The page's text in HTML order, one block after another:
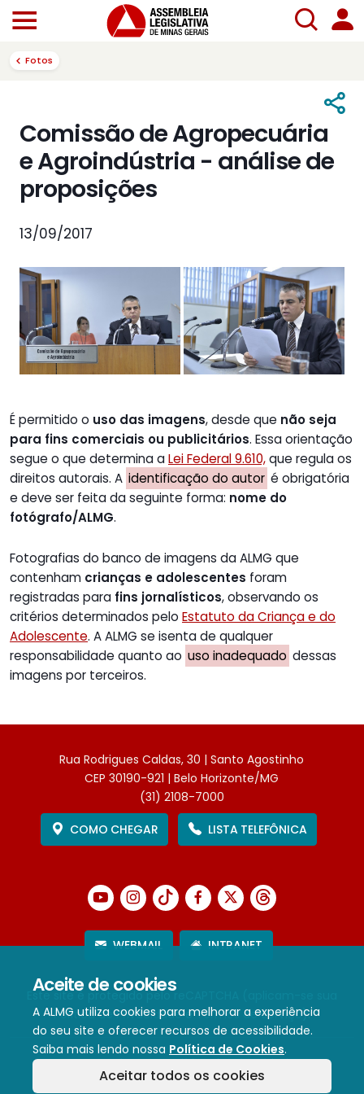
Aceite de cookies
A ALMG utiliza cookies para melhorar a experiência
do seu site e oferecer recursos de acessibilidade.
Saiba mais lendo nossa Política de Cookies.
Aceitar todos os cookies
Fotos
Comissão de Agropecuária
e Agroindústria - análise de
proposições
13/09/2017
É permitido o uso das imagens, desde que não seja
para fins comerciais ou publicitários. Essa orientação
segue o que determina aLei Federal 9.610,que regula os
direitos autorais. A identificação do autor é obrigatória
e deve ser feita da seguinte forma: nome do
fotógrafo/ALMG.
Fotografias do banco de imagens da ALMG que
contenham crianças e adolescentes foram
registradas para fins jornalísticos, observando os
critérios determinados pelo Estatuto da Criança e do
Adolescente. A ALMG se isenta de qualquer
responsabilidade quanto ao uso inadequado dessas
imagens por terceiros.
Rua Rodrigues Caldas, 30 | Santo Agostinho
CEP 30190-921 | Belo Horizonte/MG
(31) 2108-7000
COMO CHEGAR
LISTA TELEFÔNICA
WEBMAIL INTRANET
Este site é protegido pelo reCAPTCHA (aplicam-se sua
Política de PrivacidadeeTermos de Serviço).
Termos de Uso e Política de Privacidade
Política de cookies